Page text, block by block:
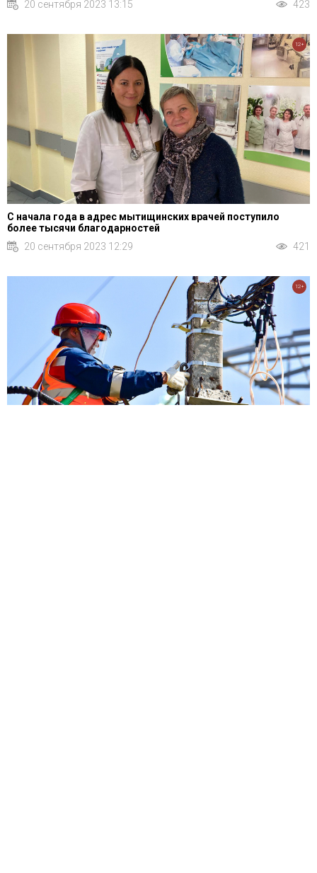
20 сентября 2023 13:15
423
С начала года в адрес мытищинских врачей поступило
более тысячи благодарностей
20 сентября 2023 12:29
421
12+
12+